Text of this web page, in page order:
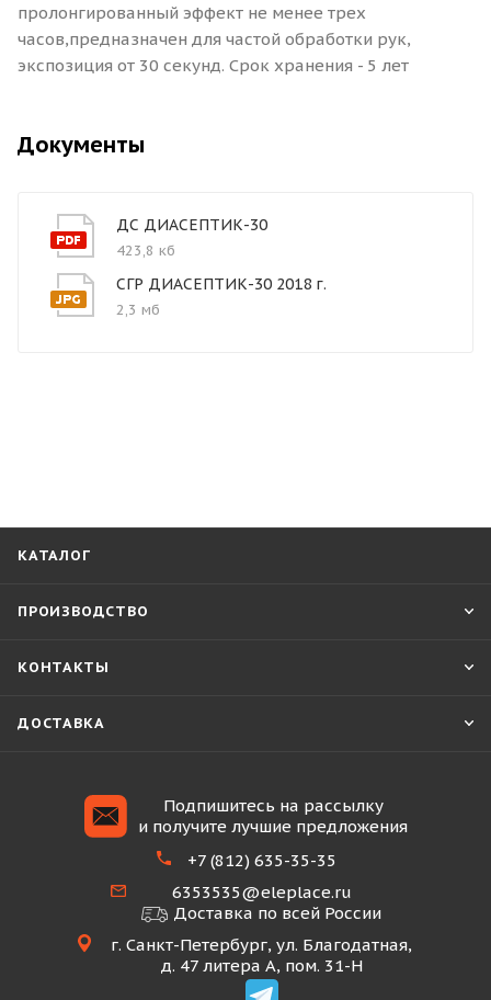
пролонгированный эффект не менее трех
часов,предназначен для частой обработки рук,
экспозиция от 30 секунд. Срок хранения - 5 лет
Документы
ДС ДИАСЕПТИК-30
423,8 кб
СГР ДИАСЕПТИК-30 2018 г.
2,3 мб
КАТАЛОГ
ПРОИЗВОДСТВО
КОНТАКТЫ
ДОСТАВКА
Подпишитесь на рассылку
и получите лучшие предложения
+7 (812) 635-35-35
6353535@eleplace.ru
Доставка по всей России
г. Санкт-Петербург, ул. Благодатная,
д. 47 литера А, пом. 31-Н